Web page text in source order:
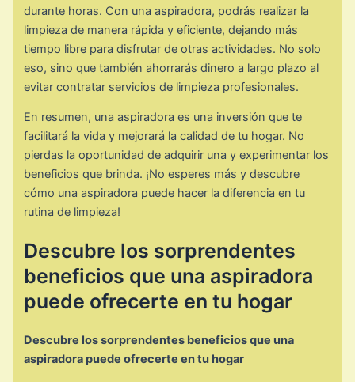
durante horas. Con una aspiradora, podrás realizar la
limpieza de manera rápida y eficiente, dejando más
tiempo libre para disfrutar de otras actividades. No solo
eso, sino que también ahorrarás dinero a largo plazo al
evitar contratar servicios de limpieza profesionales.
En resumen, una aspiradora es una inversión que te
facilitará la vida y mejorará la calidad de tu hogar. No
pierdas la oportunidad de adquirir una y experimentar los
beneficios que brinda. ¡No esperes más y descubre
cómo una aspiradora puede hacer la diferencia en tu
rutina de limpieza!
Descubre los sorprendentes
beneficios que una aspiradora
puede ofrecerte en tu hogar
Descubre los sorprendentes beneficios que una
aspiradora puede ofrecerte en tu hogar